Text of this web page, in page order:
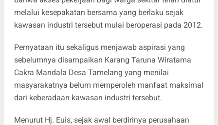
melalui kesepakatan bersama yang berlaku sejak
kawasan industri tersebut mulai beroperasi pada 2012.
Pernyataan itu sekaligus menjawab aspirasi yang
sebelumnya disampaikan Karang Taruna Wiratama
Cakra Mandala Desa Tamelang yang menilai
masyarakatnya belum memperoleh manfaat maksimal
dari keberadaan kawasan industri tersebut.
Menurut Hj. Euis, sejak awal berdirinya perusahaan